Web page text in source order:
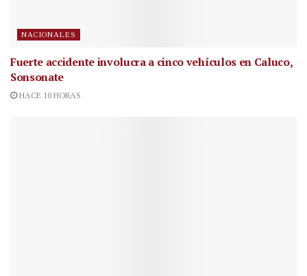
NACIONALES
Fuerte accidente involucra a cinco vehículos en Caluco,
Sonsonate
HACE 10 HORAS